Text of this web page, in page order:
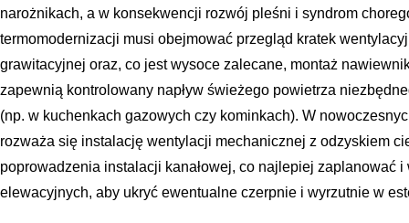
narożnikach, a w konsekwencji rozwój pleśni i syndrom
termomodernizacji musi obejmować przegląd kratek
grawitacyjnej oraz, co jest wysoce zalecane, montaż
zapewnią kontrolowany napływ świeżego powietrza
(np. w kuchenkach gazowych czy kominkach). W
rozważa się instalację wentylacji mechanicznej z odzyskiem
poprowadzenia instalacji kanałowej, co najlepiej zaplanować
elewacyjnych, aby ukryć ewentualne czerpnie i wyrzutnie w